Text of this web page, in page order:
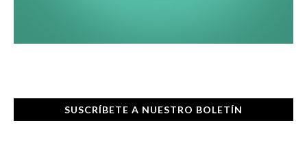
SUSCRÍBETE A NUESTRO BOLETÍN